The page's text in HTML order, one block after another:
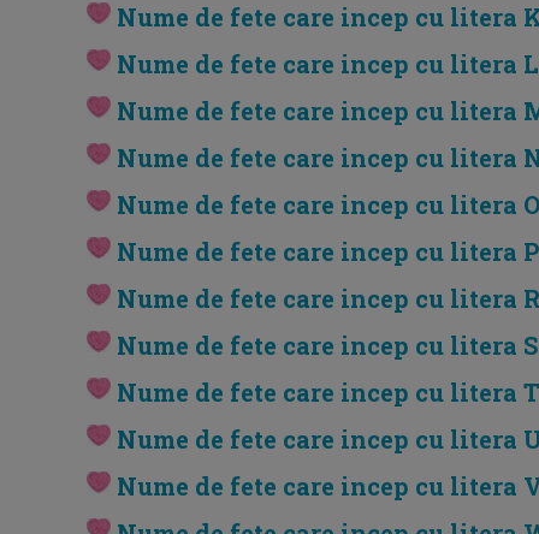
Nume de fete care incep cu litera
Nume de fete care incep cu litera L
Nume de fete care incep cu litera
Nume de fete care incep cu litera
Nume de fete care incep cu litera O
Nume de fete care incep cu litera P
Nume de fete care incep cu litera R
Nume de fete care incep cu litera S
Nume de fete care incep cu litera T
Nume de fete care incep cu litera
Nume de fete care incep cu litera